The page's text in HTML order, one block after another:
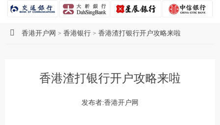
香港开户网 > 香港银行 > 香港渣打银行开户攻略来啦
香港渣打银行开户攻略来啦
发布者:香港开户网